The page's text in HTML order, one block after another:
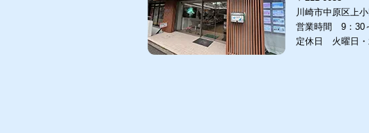
川崎市中原区上
営業時間 9：30
定休日 火曜日・